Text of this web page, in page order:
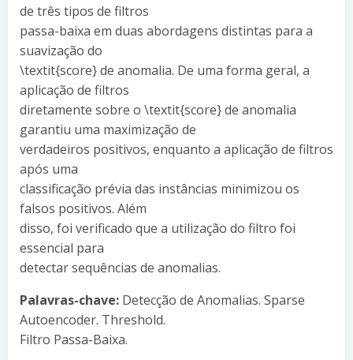
de três tipos de filtros
passa-baixa em duas abordagens distintas para a
suavização do
\textit{score} de anomalia. De uma forma geral, a
aplicação de filtros
diretamente sobre o \textit{score} de anomalia
garantiu uma maximização de
verdadeiros positivos, enquanto a aplicação de filtros
após uma
classificação prévia das instâncias minimizou os
falsos positivos. Além
disso, foi verificado que a utilização do filtro foi
essencial para
detectar sequências de anomalias.
Palavras-chave: Detecção de Anomalias. Sparse
Autoencoder. Threshold.
Filtro Passa-Baixa.